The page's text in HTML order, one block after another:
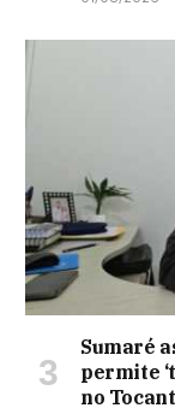
Sumaré
permite
no